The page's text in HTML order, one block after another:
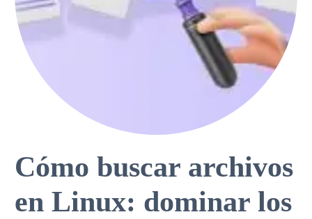
Cómo buscar archivos
en Linux: dominar los